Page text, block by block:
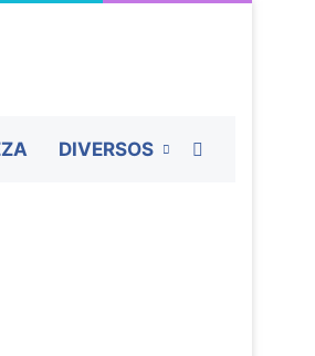
DIVERSOS